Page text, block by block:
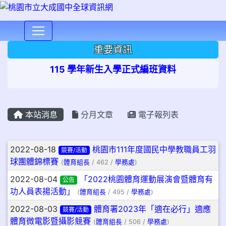
重要資訊
115 學年新生入學正式編班資料
本站消息 分月文章 電子報列表
文章列表
2022-08-18 競賽/活動
桃園市111年度國民中學教職員工羽
球團體錦標賽 (體育組長 / 462 / 學務處)
2022-08-04 公告
「2022桃園體育運動展演會暨體育有
功人員表揚活動」
(體育組長 / 495 / 學務處)
2022-08-03 競賽/活動
體育署2023年「適在必行」適應
體育微電影暨攝影競賽 (體育組長 / 506 / 學務處)